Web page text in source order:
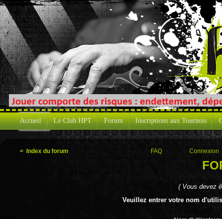
Accueil Le Club HPT Forum Inscriptions aux Tournois
< Index du forum FAQ Connexion
( Vous devez
Veuillez entrer votre nom